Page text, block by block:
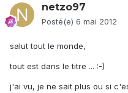
netzo97
Posté(e) 6 mai 2012
salut tout le monde,
tout est dans le titre ... :-)
j'ai vu, je ne sait plus ou si